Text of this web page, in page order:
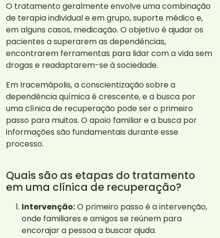
O tratamento geralmente envolve uma combinação
de terapia individual e em grupo, suporte médico e,
em alguns casos, medicação. O objetivo é ajudar os
pacientes a superarem as dependências,
encontrarem ferramentas para lidar com a vida sem
drogas e readaptarem-se à sociedade.
Em Iracemápolis, a conscientização sobre a
dependência química é crescente, e a busca por
uma clínica de recuperação pode ser o primeiro
passo para muitos. O apoio familiar e a busca por
informações são fundamentais durante esse
processo.
Quais são as etapas do tratamento
em uma clínica de recuperação?
Intervenção:O primeiro passo é a intervenção,
onde familiares e amigos se reúnem para
encorajar a pessoa a buscar ajuda.